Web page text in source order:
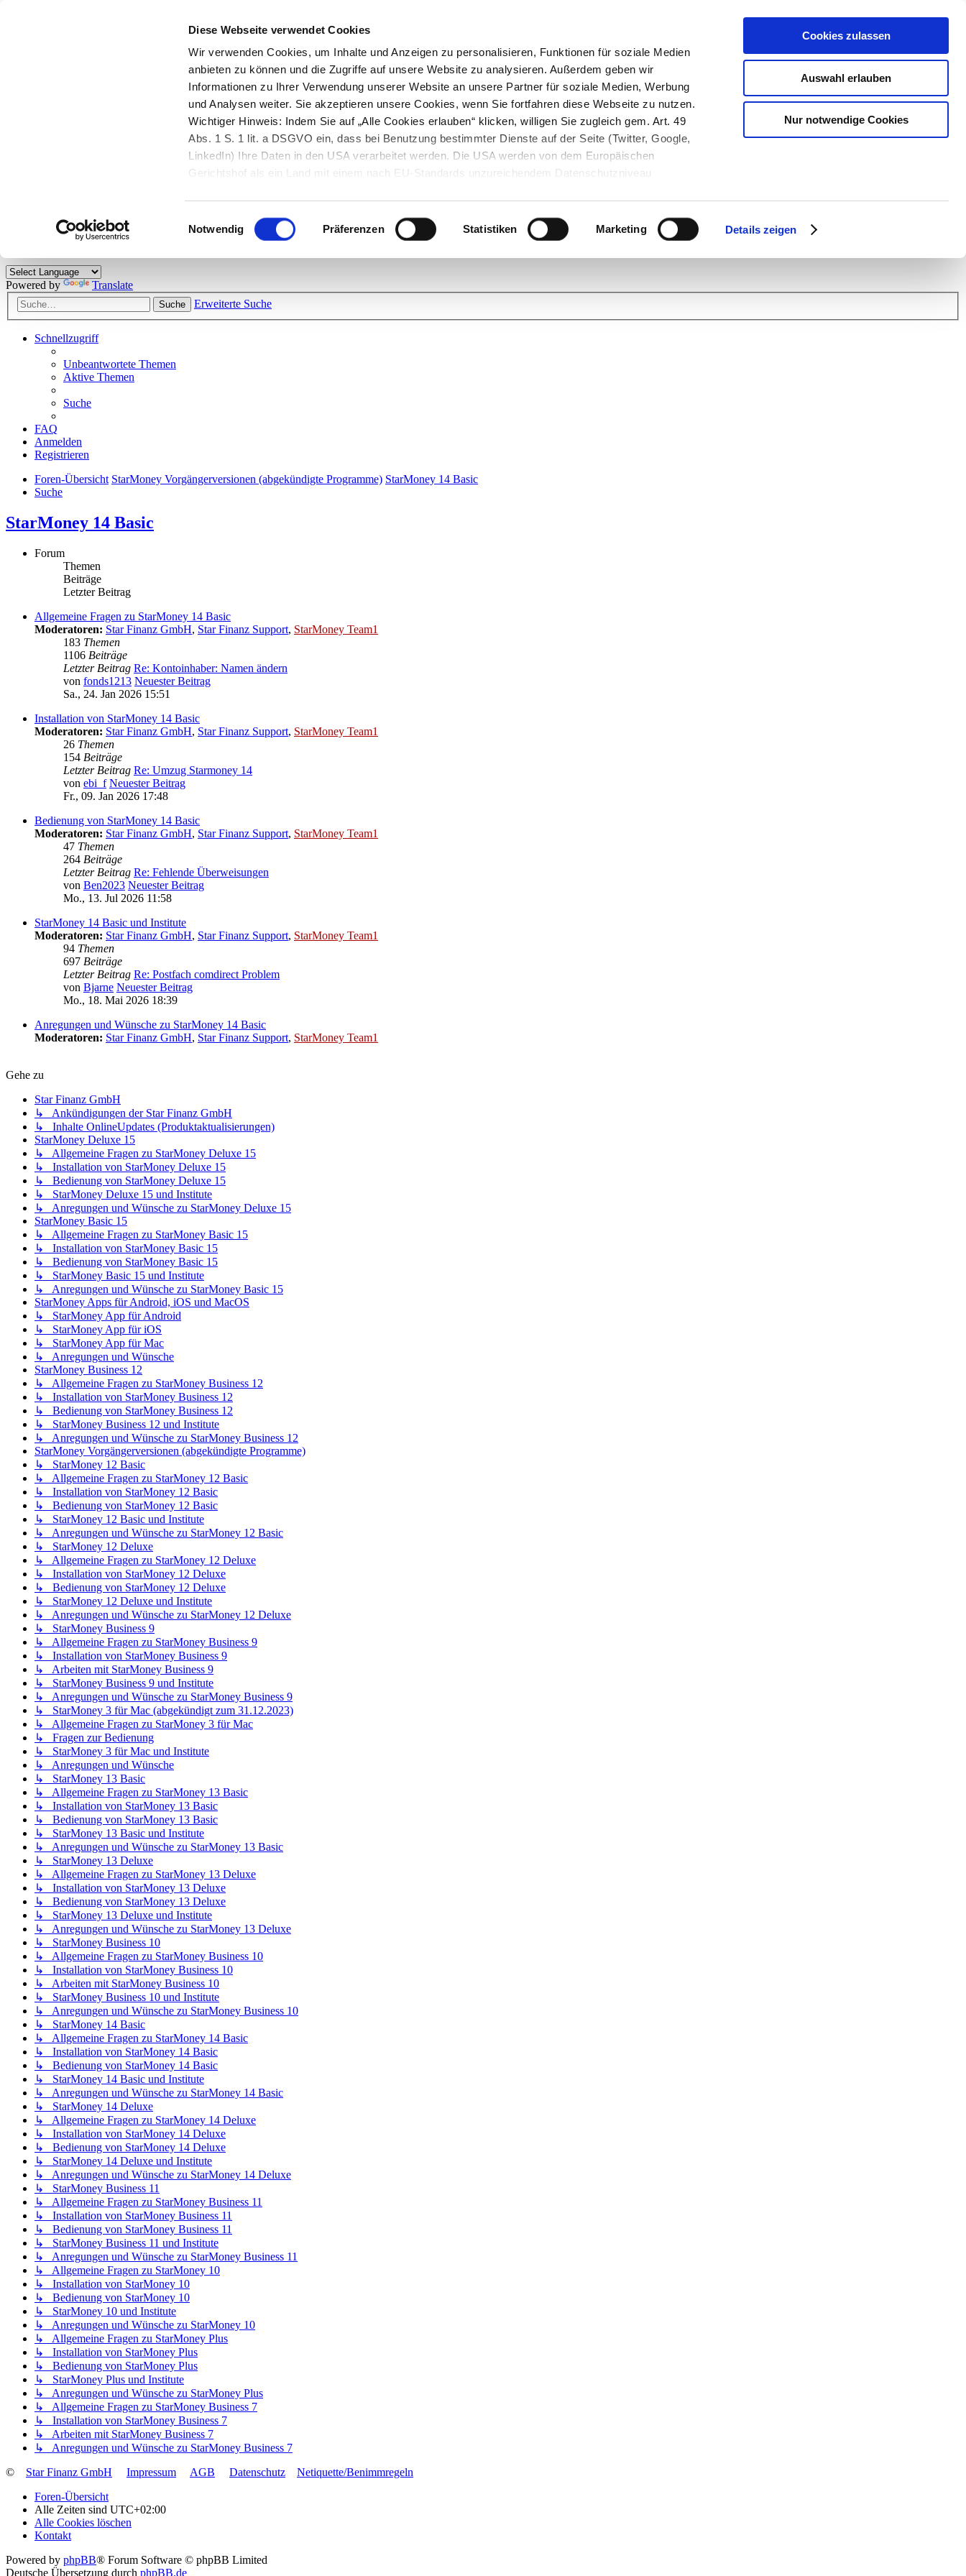
Diese Webseite verwendet Cookies
Wir verwenden Cookies, um Inhalte und Anzeigen zu personalisieren, Funktionen für soziale Medien
anbieten zu können und die Zugriffe auf unsere Website zu analysieren. Außerdem geben wir
Informationen zu Ihrer Verwendung unserer Website an unsere Partner für soziale Medien, Werbung
und Analysen weiter. Sie akzeptieren unsere Cookies, wenn Sie fortfahren diese Webseite zu nutzen.
Wichtiger Hinweis: Indem Sie auf „Alle Cookies erlauben“ klicken, willigen Sie zugleich gem. Art. 49
Abs. 1 S. 1 lit. a DSGVO ein, dass bei Benutzung bestimmter Dienste auf der Seite (Twitter, Google,
LinkedIn) Ihre Daten in den USA verarbeitet werden. Die USA werden von dem Europäischen
Gerichtshof als ein Land mit einem nach EU-Standards unzureichendem Datenschutzniveau
Einwilligungsauswahl
Notwendig Präferenzen Statistiken Marketing Details zeigen
Cookies zulassen
Auswahl erlauben
Nur notwendige Cookies
Herzlich willkommen!
Kunden viele nützliche Hilfestellungen und interessante Tipps und Tricks. Stellen Sie Ihre Fragen und helfen Sie mit Ihrem Wissen anderen weiter.
Powered by Translate
Suche Erweiterte Suche
Schnellzugriff
Unbeantwortete Themen
Aktive Themen
Suche
FAQ
Anmelden
Registrieren
Foren-Übersicht StarMoney Vorgängerversionen (abgekündigte Programme) StarMoney 14 Basic
Suche
StarMoney 14 Basic
Forum
Themen
Beiträge
Letzter Beitrag
Allgemeine Fragen zu StarMoney 14 Basic
Moderatoren: Star Finanz GmbH, Star Finanz Support, StarMoney Team1
183 Themen
1106 Beiträge
Letzter Beitrag Re: Kontoinhaber: Namen ändern
von fonds1213 Neuester Beitrag
Sa., 24. Jan 2026 15:51
Installation von StarMoney 14 Basic
Moderatoren: Star Finanz GmbH, Star Finanz Support, StarMoney Team1
26 Themen
154 Beiträge
Letzter Beitrag Re: Umzug Starmoney 14
von ebi_f Neuester Beitrag
Fr., 09. Jan 2026 17:48
Bedienung von StarMoney 14 Basic
Moderatoren: Star Finanz GmbH, Star Finanz Support, StarMoney Team1
47 Themen
264 Beiträge
Letzter Beitrag Re: Fehlende Überweisungen
von Ben2023 Neuester Beitrag
Mo., 13. Jul 2026 11:58
StarMoney 14 Basic und Institute
Moderatoren: Star Finanz GmbH, Star Finanz Support, StarMoney Team1
94 Themen
697 Beiträge
Letzter Beitrag Re: Postfach comdirect Problem
von Bjarne Neuester Beitrag
Mo., 18. Mai 2026 18:39
Anregungen und Wünsche zu StarMoney 14 Basic
Moderatoren: Star Finanz GmbH, Star Finanz Support, StarMoney Team1
Gehe zu
Star Finanz GmbH
↳ Ankündigungen der Star Finanz GmbH
↳ Inhalte OnlineUpdates (Produktaktualisierungen)
StarMoney Deluxe 15
↳ Allgemeine Fragen zu StarMoney Deluxe 15
↳ Installation von StarMoney Deluxe 15
↳ Bedienung von StarMoney Deluxe 15
↳ StarMoney Deluxe 15 und Institute
↳ Anregungen und Wünsche zu StarMoney Deluxe 15
StarMoney Basic 15
↳ Allgemeine Fragen zu StarMoney Basic 15
↳ Installation von StarMoney Basic 15
↳ Bedienung von StarMoney Basic 15
↳ StarMoney Basic 15 und Institute
↳ Anregungen und Wünsche zu StarMoney Basic 15
StarMoney Apps für Android, iOS und MacOS
↳ StarMoney App für Android
↳ StarMoney App für iOS
↳ StarMoney App für Mac
↳ Anregungen und Wünsche
StarMoney Business 12
↳ Allgemeine Fragen zu StarMoney Business 12
↳ Installation von StarMoney Business 12
↳ Bedienung von StarMoney Business 12
↳ StarMoney Business 12 und Institute
↳ Anregungen und Wünsche zu StarMoney Business 12
StarMoney Vorgängerversionen (abgekündigte Programme)
↳ StarMoney 12 Basic
↳ Allgemeine Fragen zu StarMoney 12 Basic
↳ Installation von StarMoney 12 Basic
↳ Bedienung von StarMoney 12 Basic
↳ StarMoney 12 Basic und Institute
↳ Anregungen und Wünsche zu StarMoney 12 Basic
↳ StarMoney 12 Deluxe
↳ Allgemeine Fragen zu StarMoney 12 Deluxe
↳ Installation von StarMoney 12 Deluxe
↳ Bedienung von StarMoney 12 Deluxe
↳ StarMoney 12 Deluxe und Institute
↳ Anregungen und Wünsche zu StarMoney 12 Deluxe
↳ StarMoney Business 9
↳ Allgemeine Fragen zu StarMoney Business 9
↳ Installation von StarMoney Business 9
↳ Arbeiten mit StarMoney Business 9
↳ StarMoney Business 9 und Institute
↳ Anregungen und Wünsche zu StarMoney Business 9
↳ StarMoney 3 für Mac (abgekündigt zum 31.12.2023)
↳ Allgemeine Fragen zu StarMoney 3 für Mac
↳ Fragen zur Bedienung
↳ StarMoney 3 für Mac und Institute
↳ Anregungen und Wünsche
↳ StarMoney 13 Basic
↳ Allgemeine Fragen zu StarMoney 13 Basic
↳ Installation von StarMoney 13 Basic
↳ Bedienung von StarMoney 13 Basic
↳ StarMoney 13 Basic und Institute
↳ Anregungen und Wünsche zu StarMoney 13 Basic
↳ StarMoney 13 Deluxe
↳ Allgemeine Fragen zu StarMoney 13 Deluxe
↳ Installation von StarMoney 13 Deluxe
↳ Bedienung von StarMoney 13 Deluxe
↳ StarMoney 13 Deluxe und Institute
↳ Anregungen und Wünsche zu StarMoney 13 Deluxe
↳ StarMoney Business 10
↳ Allgemeine Fragen zu StarMoney Business 10
↳ Installation von StarMoney Business 10
↳ Arbeiten mit StarMoney Business 10
↳ StarMoney Business 10 und Institute
↳ Anregungen und Wünsche zu StarMoney Business 10
↳ StarMoney 14 Basic
↳ Allgemeine Fragen zu StarMoney 14 Basic
↳ Installation von StarMoney 14 Basic
↳ Bedienung von StarMoney 14 Basic
↳ StarMoney 14 Basic und Institute
↳ Anregungen und Wünsche zu StarMoney 14 Basic
↳ StarMoney 14 Deluxe
↳ Allgemeine Fragen zu StarMoney 14 Deluxe
↳ Installation von StarMoney 14 Deluxe
↳ Bedienung von StarMoney 14 Deluxe
↳ StarMoney 14 Deluxe und Institute
↳ Anregungen und Wünsche zu StarMoney 14 Deluxe
↳ StarMoney Business 11
↳ Allgemeine Fragen zu StarMoney Business 11
↳ Installation von StarMoney Business 11
↳ Bedienung von StarMoney Business 11
↳ StarMoney Business 11 und Institute
↳ Anregungen und Wünsche zu StarMoney Business 11
↳ Allgemeine Fragen zu StarMoney 10
↳ Installation von StarMoney 10
↳ Bedienung von StarMoney 10
↳ StarMoney 10 und Institute
↳ Anregungen und Wünsche zu StarMoney 10
↳ Allgemeine Fragen zu StarMoney Plus
↳ Installation von StarMoney Plus
↳ Bedienung von StarMoney Plus
↳ StarMoney Plus und Institute
↳ Anregungen und Wünsche zu StarMoney Plus
↳ Allgemeine Fragen zu StarMoney Business 7
↳ Installation von StarMoney Business 7
↳ Arbeiten mit StarMoney Business 7
↳ Anregungen und Wünsche zu StarMoney Business 7
©
Star Finanz GmbH Impressum AGB Datenschutz
Netiquette/Benimmregeln
Foren-Übersicht
Alle Zeiten sind UTC+02:00
Alle Cookies löschen
Kontakt
Powered by phpBB® Forum Software © phpBB Limited
Deutsche Übersetzung durch phpBB.de